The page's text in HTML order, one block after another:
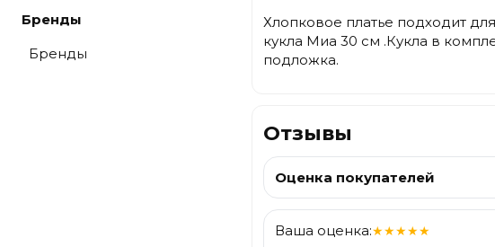
Бренды
Бренды
Хлопковое платье подходит
кукла Миа 30 см .Кукла в
подложка.
Отзывы
Оценка покупателей
Ваша оценка:★★★★★